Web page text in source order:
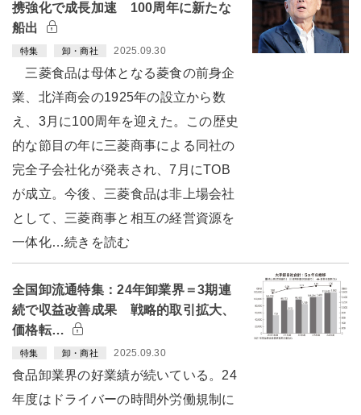
携強化で成長加速 100周年に新たな
船出
特集 卸・商社 2025.09.30
三菱食品は母体となる菱食の前身企
業、北洋商会の1925年の設立から数
え、3月に100周年を迎えた。この歴史
的な節目の年に三菱商事による同社の
完全子会社化が発表され、7月にTOB
が成立。今後、三菱食品は非上場会社
として、三菱商事と相互の経営資源を
一体化…続きを読む
全国卸流通特集：24年卸業界＝3期連
続で収益改善成果 戦略的取引拡大、
価格転…
特集 卸・商社 2025.09.30
食品卸業界の好業績が続いている。24
年度はドライバーの時間外労働規制に